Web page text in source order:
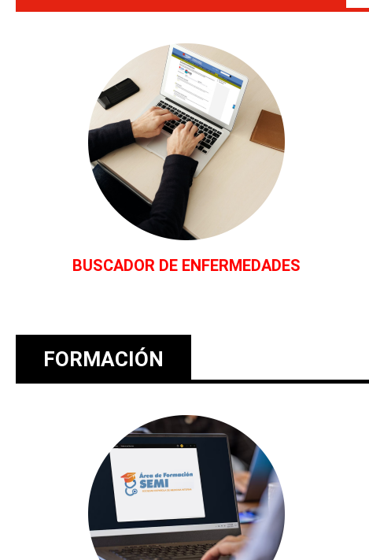
BUSCADOR DE ENFERMEDADES
FORMACIÓN